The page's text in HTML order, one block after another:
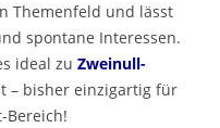
Themenfeld und lässt
spontane Interessen.
ideal zu Zweinull-
– bisher einzigartig für
Bereich!